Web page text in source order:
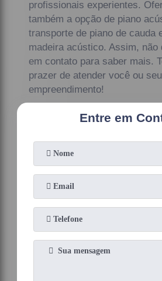
profissionais experientes.
também a opção de piano
transporte de piano de cauda
madeira acústico. Assim, não
em contato para saber mais.
prazer de atender você ou seu
empreendimento!
Entre em